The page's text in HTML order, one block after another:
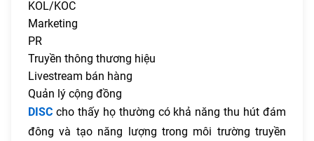
KOL/KOC
Marketing
PR
Truyền thông thương hiệu
Livestream bán hàng
Quản lý cộng đồng
DISC cho thấy họ thường có khả năng thu hút đám
đông và tạo năng lượng trong môi trường truyền